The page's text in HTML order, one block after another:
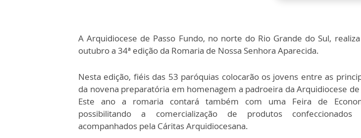
A Arquidiocese de Passo Fundo, no norte do Rio Grande do Sul,
outubro a 34ª edição da Romaria de Nossa Senhora Aparecida.
Nesta edição, fiéis das 53 paróquias colocarão os jovens entre as
da novena preparatória em homenagem a padroeira da Arquidiocese de
Este ano a romaria contará também com uma Feira de
possibilitando a comercialização de produtos
acompanhados pela Cáritas Arquidiocesana.